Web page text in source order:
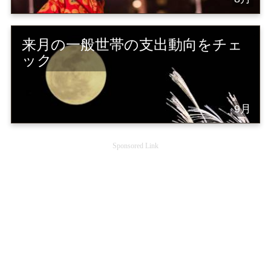
来月の一般世帯の支出動向をチェ
ック
9月
Sponsored Link